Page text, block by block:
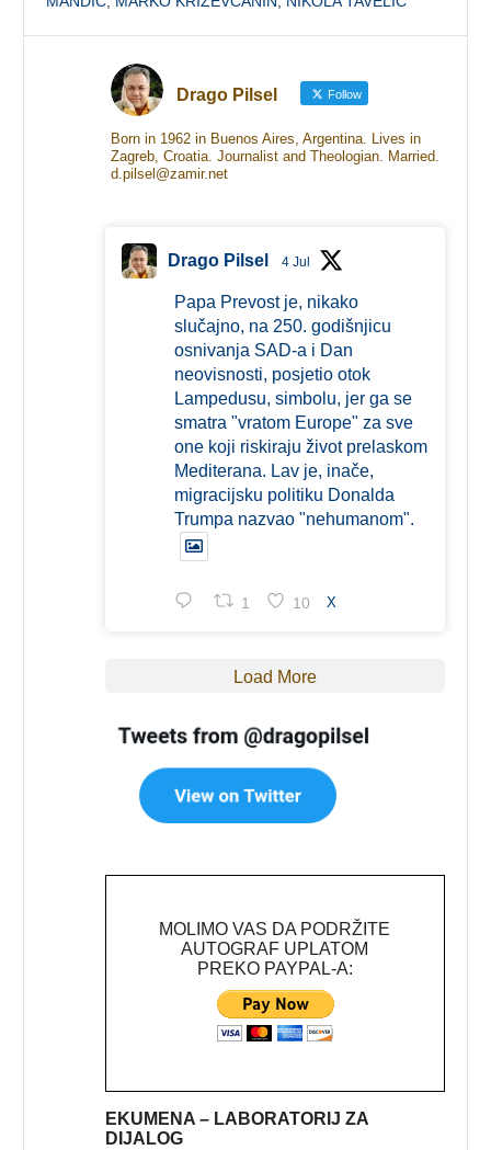
Drago Pilsel Follow
Born in 1962 in Buenos Aires, Argentina. Lives in
Zagreb, Croatia. Journalist and Theologian. Married.
d.pilsel@zamir.net
Drago Pilsel 4 Jul
Papa Prevost je, nikako
slučajno, na 250. godišnjicu
osnivanja SAD-a i Dan
neovisnosti, posjetio otok
Lampedusu, simbolu, jer ga se
smatra "vratom Europe" za sve
one koji riskiraju život prelaskom
Mediterana. Lav je, inače,
migracijsku politiku Donalda
Trumpa nazvao "nehumanom".
1 10 X
Load More
MOLIMO VAS DA PODRŽITE
AUTOGRAF UPLATOM
PREKO PAYPAL-A:
EKUMENA – LABORATORIJ ZA
DIJALOG